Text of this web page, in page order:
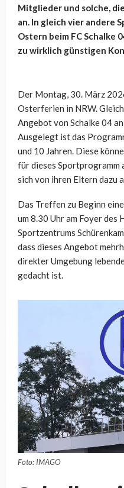
Mitglieder und solche,
an. In gleich vier andere
Ostern beim FC Schalke
zu wirklich günstigen
Der Montag, 30. März
Osterferien in NRW.
Angebot von Schalke 04
Ausgelegt ist das
und 10 Jahren. Diese
für dieses Sportprogramm
sich von ihren Eltern dazu
Das Treffen zu Beginn
um 8.30 Uhr am Foyer des
Sportzentrums
dass dieses Angebot
direkter Umgebung
gedacht ist.
Foto: IMAGO